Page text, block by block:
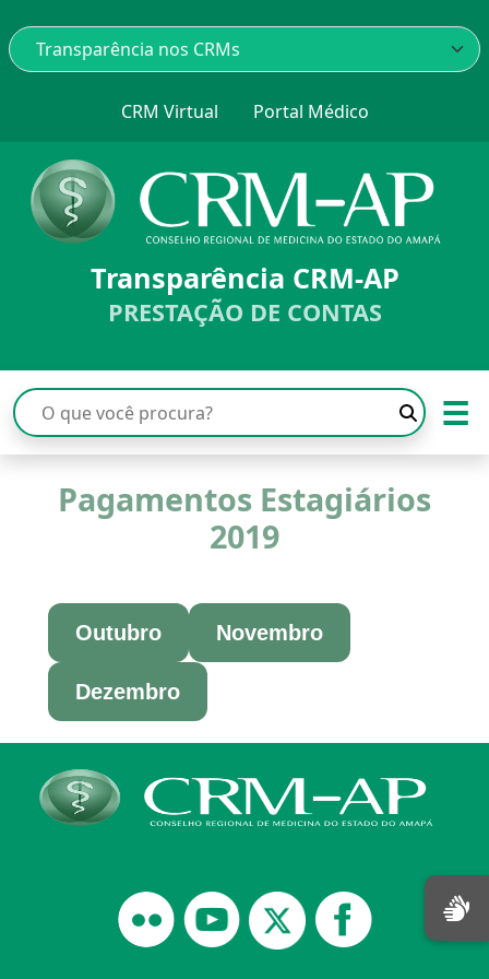
CRM Virtual Portal Médico
Transparência CRM-AP
PRESTAÇÃO DE CONTAS
☰
Pagamentos Estagiários
2019
Outubro Novembro
Dezembro